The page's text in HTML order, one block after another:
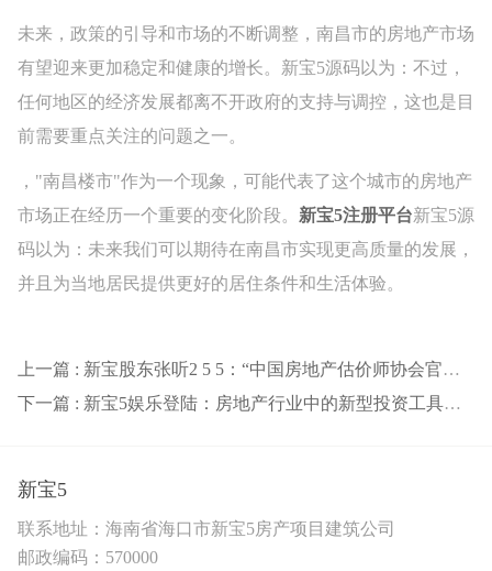
未来，政策的引导和市场的不断调整，南昌市的房地产市场
有望迎来更加稳定和健康的增长。新宝5源码以为：不过，
任何地区的经济发展都离不开政府的支持与调控，这也是目
前需要重点关注的问题之一。
，"南昌楼市"作为一个现象，可能代表了这个城市的房地产
市场正在经历一个重要的变化阶段。 新宝5注册平台新宝5源
码以为：未来我们可以期待在南昌市实现更高质量的发展，
并且为当地居民提供更好的居住条件和生活体验。
上一篇 : 新宝股东张听2 5 5：“中国房地产估价师协会官网：行业发展与未来展望”
下一篇 : 新宝5娱乐登陆：房地产行业中的新型投资工具：ETF市场的新机遇
新宝5
联系地址：海南省海口市新宝5房产项目建筑公司
邮政编码：570000